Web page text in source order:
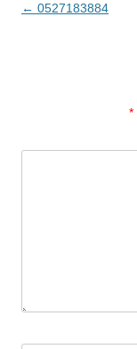
0527183884
←
*